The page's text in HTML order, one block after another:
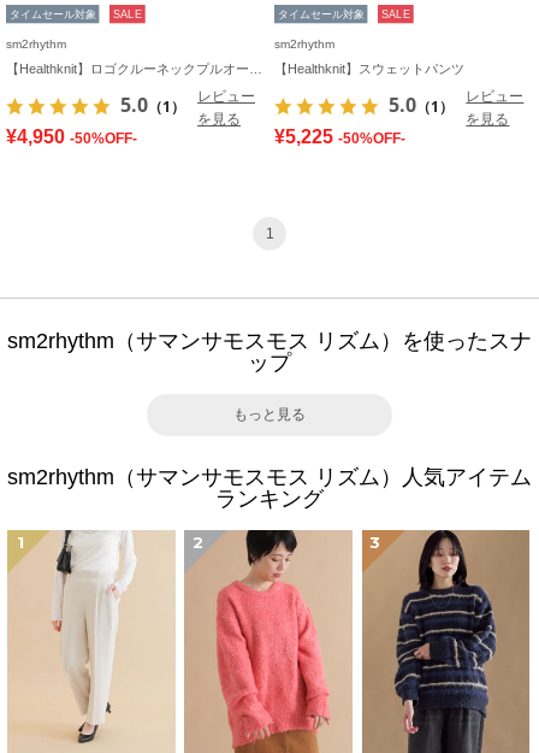
タイムセール対象 SALE
sm2rhythm
5.0 （1）
レビュー
を見る
¥4,950 -50%OFF-
タイムセール対象 SALE
sm2rhythm
【Healthknit】スウェットパンツ
5.0 （1）
レビュー
を見る
¥5,225 -50%OFF-
1
sm2rhythm（サマンサモスモス リズム）を使ったスナ
ップ
もっと見る
sm2rhythm（サマンサモスモス リズム）人気アイテム
ランキング
1 2 3